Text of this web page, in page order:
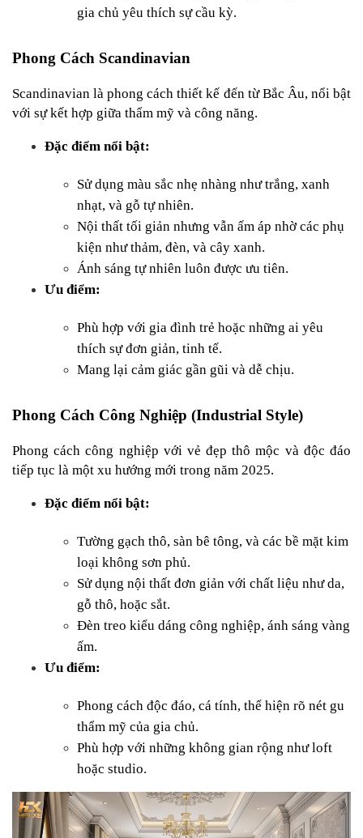
gia chủ yêu thích sự cầu kỳ.
Phong Cách Scandinavian
Scandinavian là phong cách thiết kế đến từ Bắc Âu, nổi bật
với sự kết hợp giữa thẩm mỹ và công năng.
Đặc điểm nổi bật:
Sử dụng màu sắc nhẹ nhàng như trắng, xanh
nhạt, và gỗ tự nhiên.
Nội thất tối giản nhưng vẫn ấm áp nhờ các phụ
kiện như thảm, đèn, và cây xanh.
Ánh sáng tự nhiên luôn được ưu tiên.
Ưu điểm:
Phù hợp với gia đình trẻ hoặc những ai yêu
thích sự đơn giản, tinh tế.
Mang lại cảm giác gần gũi và dễ chịu.
Phong Cách Công Nghiệp (Industrial Style)
Phong cách công nghiệp với vẻ đẹp thô mộc và độc đáo
tiếp tục là một xu hướng mới trong năm 2025.
Đặc điểm nổi bật:
Tường gạch thô, sàn bê tông, và các bề mặt kim
loại không sơn phủ.
Sử dụng nội thất đơn giản với chất liệu như da,
gỗ thô, hoặc sắt.
Đèn treo kiểu dáng công nghiệp, ánh sáng vàng
ấm.
Ưu điểm:
Phong cách độc đáo, cá tính, thể hiện rõ nét gu
thẩm mỹ của gia chủ.
Phù hợp với những không gian rộng như loft
hoặc studio.